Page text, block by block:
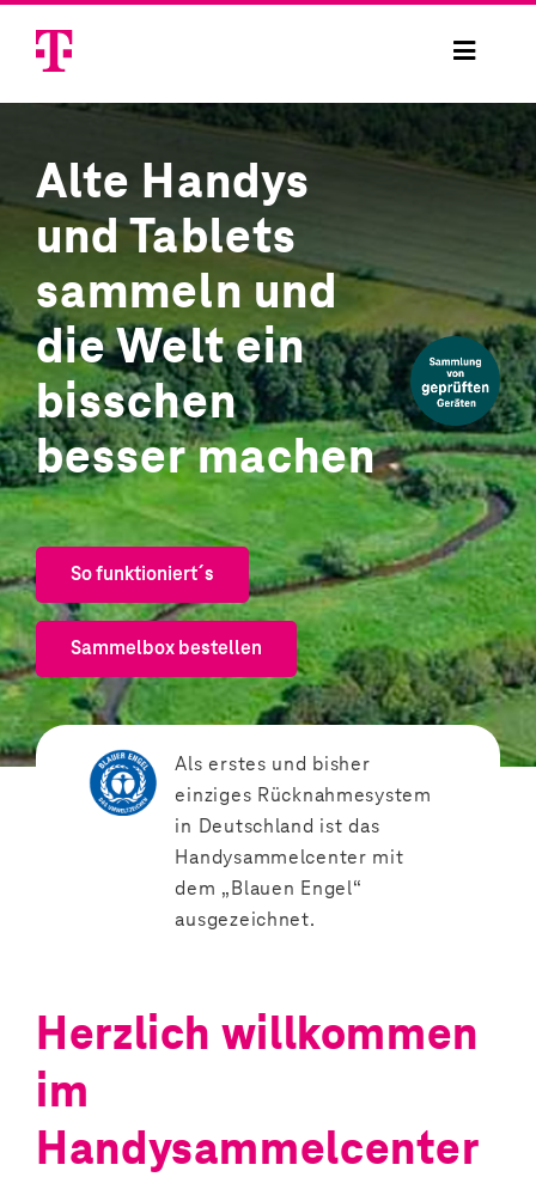
content
Toggle
Handysammelaktion
Handysammelbox bestellen
Handy spenden
Projekte
Sicherheit
Anmelden
Alte Handys
und Tablets
sammeln und
die Welt ein
bisschen
besser machen
So funktioniert´s
Sammelbox bestellen
Als erstes und bisher
einziges Rücknahmesystem
in Deutschland ist das
Handysammelcenter mit
dem „Blauen Engel“
ausgezeichnet.
Herzlich willkommen
im
Handysammelcenter